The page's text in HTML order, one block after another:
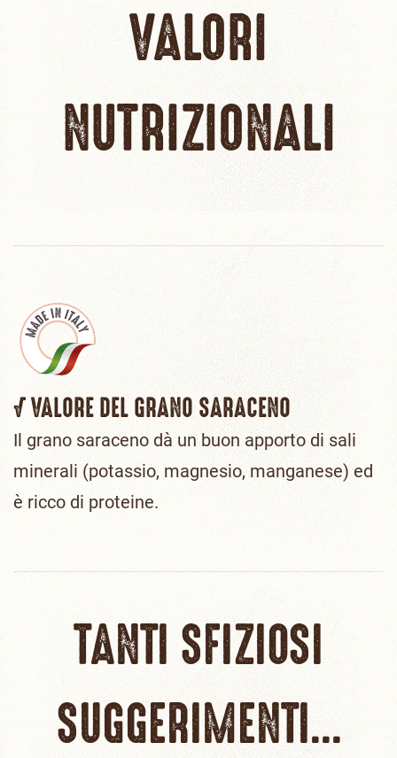
VALORI
NUTRIZIONALI
√ VALORE DEL GRANO SARACENO
Il grano saraceno dà un buon apporto di sali
minerali (potassio, magnesio, manganese) ed
è ricco di proteine.
TANTI SFIZIOSI
SUGGERIMENTI...